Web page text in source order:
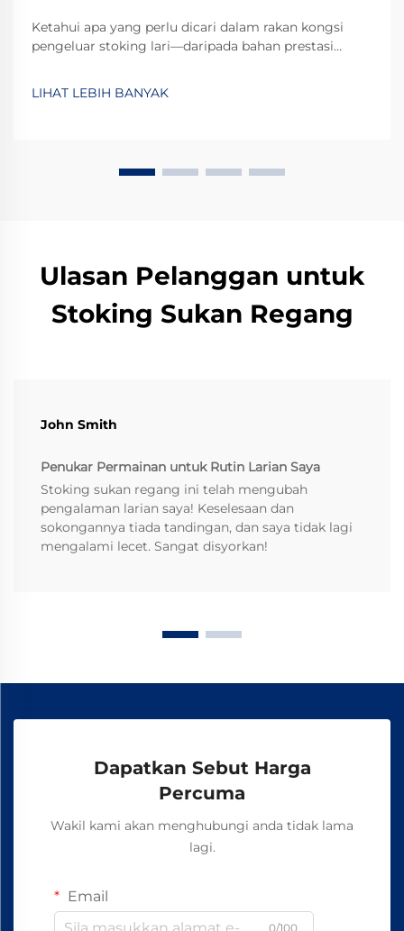
Ketahui apa yang perlu dicari dalam rakan kongsi
pengeluar stoking lari—daripada bahan prestasi
pematuhan. Dapatkan senarai semak audit kilang hari
LIHAT LEBIH BANYAK
Ulasan Pelanggan untuk
Stoking Sukan Regang
John Smith
Penukar Permainan untuk Rutin Larian Saya
Stoking sukan regang ini telah mengubah
pengalaman larian saya! Keselesaan dan
sokongannya tiada tandingan, dan saya tidak lagi
mengalami lecet. Sangat disyorkan!
Dapatkan Sebut Harga
Percuma
Wakil kami akan menghubungi anda tidak lama
lagi.
Email
0/100